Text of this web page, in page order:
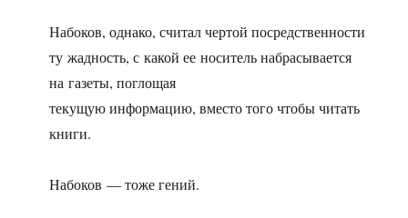
Набоков, однако, считал чертой посредственности
ту жадность, с какой ее носитель набрасывается
на газеты, поглощая
текущую информацию, вместо того чтобы читать
книги.
Набоков — тоже гений.